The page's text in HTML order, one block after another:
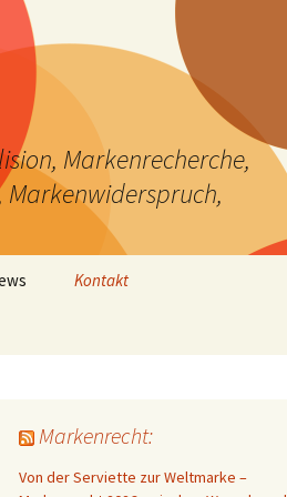
Markenrecherche,
Kontakt
Markenrecht:
Von der Serviette zur Weltmarke –